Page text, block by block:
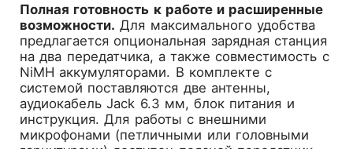
Полная готовность к работе и расширенные
возможности. Для максимального удобства
предлагается опциональная зарядная станция
на два передатчика, а также совместимость с
NiMH аккумуляторами. В комплекте с
системой поставляются две антенны,
аудиокабель Jack 6.3 мм, блок питания и
инструкция. Для работы с внешними
микрофонами (петличными или головными